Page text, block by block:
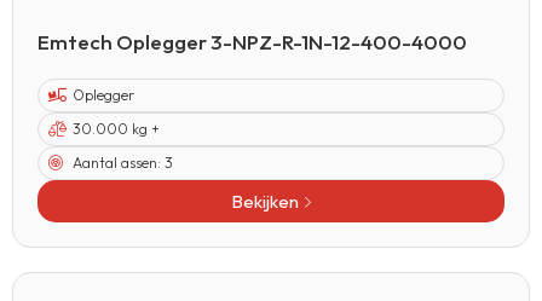
Emtech Oplegger 3-NPZ-R-1N-12-400-4000
Oplegger
30.000 kg +
Aantal assen: 3
Bekijken